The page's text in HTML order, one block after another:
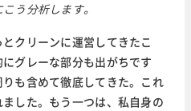
う分析します。
クリーンに運営してきたこ
グレーな部分も出がちです
も含めて徹底してきた。これ
した。もう一つは、私自身の